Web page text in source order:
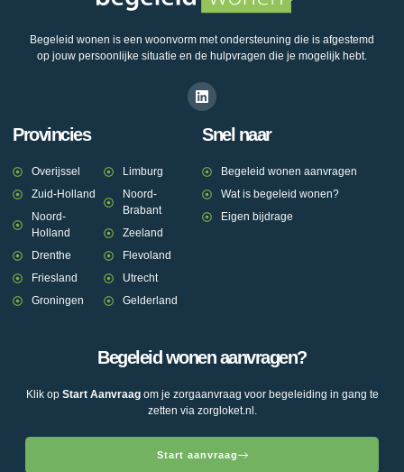
Begeleid wonen is een woonvorm met ondersteuning die is afgestemd
op jouw persoonlijke situatie en de hulpvragen die je mogelijk hebt.
Provincies
Overijssel
Zuid-Holland
Noord-
Holland
Drenthe
Friesland
Groningen
Limburg
Noord-
Brabant
Zeeland
Flevoland
Utrecht
Gelderland
Snel naar
Begeleid wonen aanvragen
Wat is begeleid wonen?
Eigen bijdrage
Begeleid wonen aanvragen?
Klik op Start Aanvraagom je zorgaanvraag voor begeleiding in gang te
zetten via zorgloket.nl.
Start aanvraag